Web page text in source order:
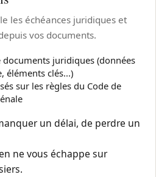
les échéances juridiques et
vos documents.
documents juridiques (données
éléments clés...)
sur les règles du Code de
un délai, de perdre un
ne vous échappe sur